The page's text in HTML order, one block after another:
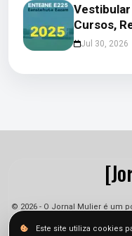
Cursos,
Jul 30, 2026
© 2026 - O Jornal Mulier é um
jornalístico. As
Este site utiliza cookies